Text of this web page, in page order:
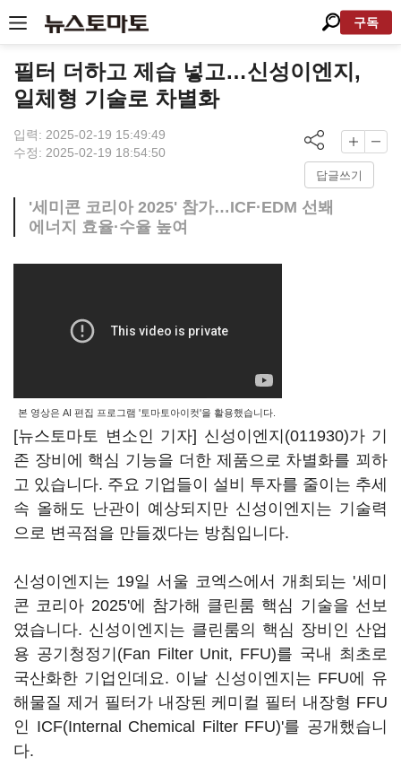
구독
필터 더하고 제습 넣고…신성이엔지,
일체형 기술로 차별화
입력: 2025-02-19 15:49:49
수정: 2025-02-19 18:54:50
답글쓰기
'세미콘 코리아 2025' 참가…ICF·EDM 선봬
에너지 효율·수율 높여
본 영상은 AI 편집 프로그램 '토마토아이컷'을 활용했습니다.
[뉴스토마토 변소인 기자] 신성이엔지(011930)가 기
존 장비에 핵심 기능을 더한 제품으로 차별화를 꾀하
고 있습니다. 주요 기업들이 설비 투자를 줄이는 추세
속 올해도 난관이 예상되지만 신성이엔지는 기술력
으로 변곡점을 만들겠다는 방침입니다.
신성이엔지는 19일 서울 코엑스에서 개최되는 '세미
콘 코리아 2025'에 참가해 클린룸 핵심 기술을 선보
였습니다. 신성이엔지는 클린룸의 핵심 장비인 산업
용 공기청정기(Fan Filter Unit, FFU)를 국내 최초로
국산화한 기업인데요. 이날 신성이엔지는 FFU에 유
해물질 제거 필터가 내장된 케미컬 필터 내장형 FFU
인 ICF(Internal Chemical Filter FFU)'를 공개했습니
다.